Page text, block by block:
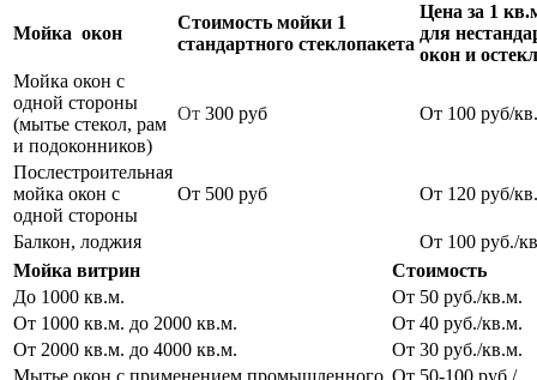
Мойка окон
Стоимость мойки 1
стандартного стеклопакета
Цена за 1
для
окон и
Мойка окон с
одной стороны
(мытье стекол, рам
и подоконников)
От 300 руб От 100 руб/
Послестроительная
мойка окон с
одной стороны
От 500 руб От 120 руб/
Балкон, лоджия
От 100 руб./
Мойка витрин
Стоимость
До 1000 кв.м.
От 50 руб./кв.м.
От 1000 кв.м. до 2000 кв.м.
От 40 руб./кв.м.
От 2000 кв.м. до 4000 кв.м.
От 30 руб./кв.м.